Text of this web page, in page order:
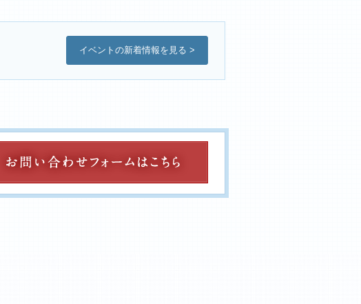
イベントの新着情報を見る >